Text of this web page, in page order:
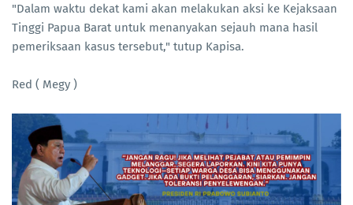
​"Dalam waktu dekat kami akan melakukan aksi ke Kejaksaan
Tinggi Papua Barat untuk menanyakan sejauh mana hasil
pemeriksaan kasus tersebut," tutup Kapisa.
Red ( Megy )